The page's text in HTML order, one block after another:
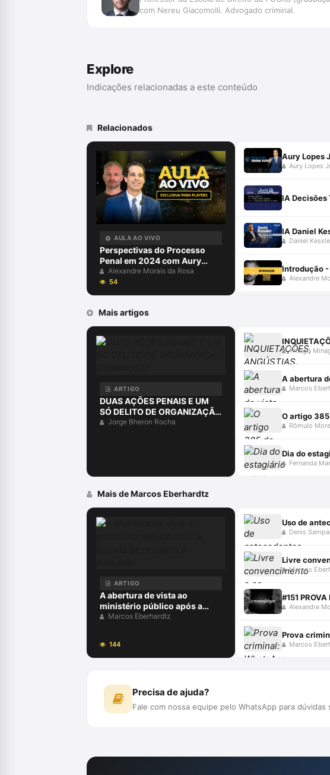
com Nereu Giacomolli. Advogado criminal.
Explore
Indicações relacionadas a este conteúdo
Relacionados
AULA AO VIVO
Perspectivas do Processo
Penal em 2024 com Aury
Lopes Jr e Alexandre Morais
da Rosa
Alexandre Morais da Rosa
54
Aury Lopes
Aury Lopes
IA Decisões
IA Daniel
Daniel
Introdução -
Alexandre
Mais artigos
ARTIGO
DUAS AÇÕES PENAIS E UM
SÓ DELITO DE ORGANIZAÇÃO
CRIMINOSA?
Jorge Bheron Rocha
Thiago
A abertura
Marcos
O artigo
Rômulo
Dia do
Fernanda
Mais de Marcos Eberhardtz
ARTIGO
A abertura de vista ao
ministério público após a
juntada da resposta à
Marcos Eberhardtz
144
Uso de
Denis
Livre
Marcos
#151
Alexandre
Prova
Marcos
Precisa de ajuda?
Fale com nossa equipe pelo WhatsApp para